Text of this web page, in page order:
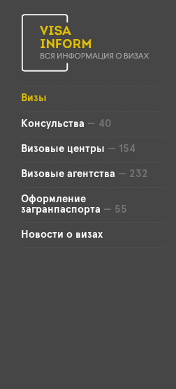
Визы
Консульства — 40
Визовые центры — 154
Визовые агентства — 232
Оформление
загранпаспорта — 55
Новости о визах